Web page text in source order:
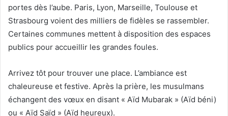
portes dès l’aube. Paris, Lyon, Marseille, Toulouse et
Strasbourg voient des milliers de fidèles se rassembler.
Certaines communes mettent à disposition des espaces
publics pour accueillir les grandes foules.
Arrivez tôt pour trouver une place. L’ambiance est
chaleureuse et festive. Après la prière, les musulmans
échangent des vœux en disant « Aïd Mubarak » (Aïd béni)
ou « Aïd Saïd » (Aïd heureux).